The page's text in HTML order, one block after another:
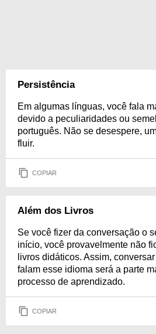
Persistência
Em algumas línguas, você fala
devido a peculiaridades ou
português. Não se desespere,
fluir.
COPIAR
Além dos Livros
Se você fizer da conversação o
início, você provavelmente não
livros didáticos. Assim,
falam esse idioma será a parte
processo de aprendizado.
COPIAR